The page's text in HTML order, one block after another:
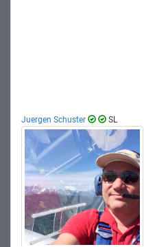
Juergen Schuster SL